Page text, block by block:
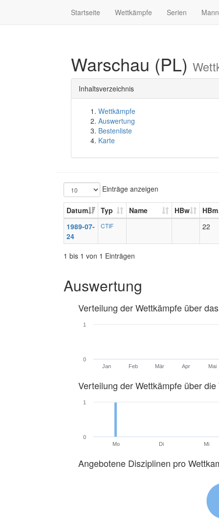
Startseite Wettkämpfe Serien
Warschau (PL)
Inhaltsverzeichnis
Wettkämpfe
Auswertung
Bestenliste
Karte
Einträge anzeigen
Datum Typ Name HBw
HBm
1989-07-
24
CTIF 22
1 bis 1 von 1 Einträgen
Auswertung
Verteilung der Wettkämpfe über
Jan Feb Mär Apr Mai
0
1
Verteilung der Wettkämpfe über die
Mo Di Mi
0
1
Angebotene Disziplinen pro